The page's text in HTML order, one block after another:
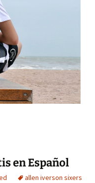
en Español
allen iverson sixers